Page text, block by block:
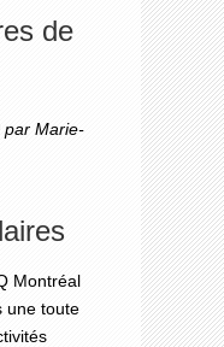
de
par Marie-
Montréal
une toute